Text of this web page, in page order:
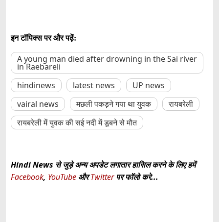
इन टॉपिक्स पर और पढ़ें:
A young man died after drowning in the Sai river
in Raebareli
hindinews
latest news
UP news
vairal news
मछली पकड़ने गया था युवक
रायबरेली
रायबरेली में युवक की सई नदी में डूबने से मौत
Hindi News से जुड़े अन्य अपडेट लगातार हासिल करने के लिए हमें
Facebook, YouTube औरTwitterपर फॉलो करे...